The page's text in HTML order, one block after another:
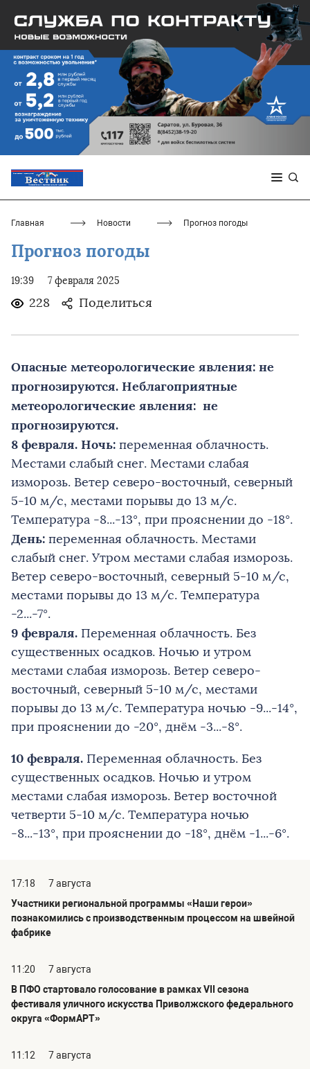
Главная Новости Прогноз погоды
Прогноз погоды
19:39 7 февраля 2025
228 Поделиться
Опасные метеорологические явления: не
прогнозируются. ​​​​​​​Неблагоприятные
метеорологические явления: не
прогнозируются.
8 февраля. Ночь: переменная облачность.
Местами слабый снег. Местами слабая
изморозь. Ветер северо-восточный, северный
5-10 м/с, местами порывы до 13 м/с.
Температура -8...-13°, при прояснении до -18°.
День: переменная облачность. Местами
слабый снег. Утром местами слабая изморозь.
Ветер северо-восточный, северный 5-10 м/с,
местами порывы до 13 м/с. Температура
-2...-7°.
9 февраля. Переменная облачность. Без
существенных осадков. Ночью и утром
местами слабая изморозь. Ветер северо-
восточный, северный 5-10 м/с, местами
порывы до 13 м/с. Температура ночью -9...-14°,
при прояснении до -20°, днём -3...-8°.
10 февраля. Переменная облачность. Без
существенных осадков. Ночью и утром
местами слабая изморозь. Ветер восточной
четверти 5-10 м/с. Температура ночью
-8...-13°, при прояснении до -18°, днём -1...-6°.
17:18
7 августа
Участники региональной программы «Наши герои»
познакомились с производственным процессом на швейной
фабрике
11:20
7 августа
В ПФО стартовало голосование в рамках VII сезона
фестиваля уличного искусства Приволжского федерального
округа «ФормАРТ»
11:12
7 августа